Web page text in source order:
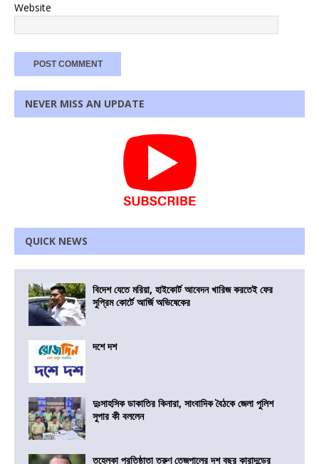
Website
NEVER MISS AN UPDATE
QUICK NEWS
বিদেশ যেতে মরিয়া, হাইকোর্ট আবেদন খারিজ করতেই ফের
সুপ্রিম কোর্টে আর্জি অভিষেকের
দশে দশ
দুঃসাহসিক ডাকাতির কিনারা, সাংবাদিক বৈঠকে জেলা পুলিশ
সুপার কী বললেন
তহেলকা প্রতিষ্ঠাতা তরুণ তেজপালের দশ বছর কারাদন্ডের